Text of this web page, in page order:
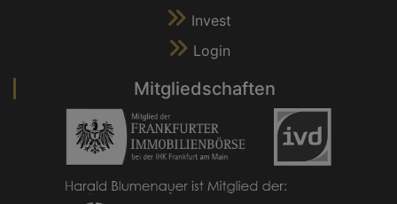
Invest
Login
Mitgliedschaften